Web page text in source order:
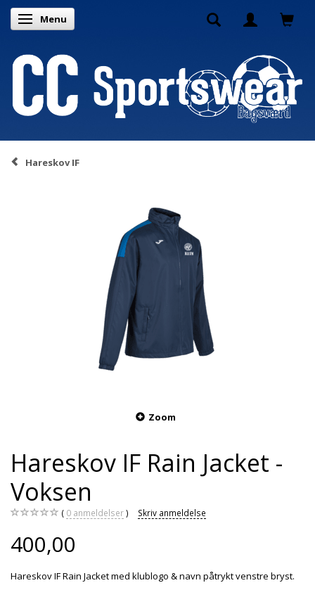
Skifte navigation
Menu
Hareskov IF
Zoom
Hareskov IF Rain Jacket -
Voksen
0 anmeldelser Skriv anmeldelse
400,00
Hareskov IF Rain Jacket med klublogo & navn påtrykt venstre bryst.